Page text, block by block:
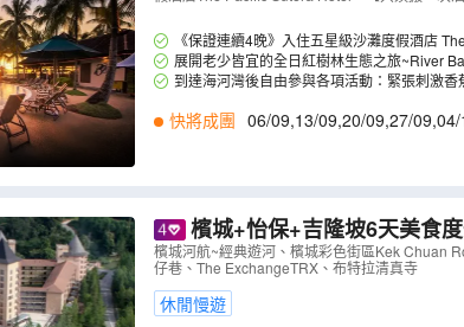
《保證連續4晚》入住五星級沙灘度假酒店
展開老少皆宜的全日紅樹林生態之旅~River
到達海河灣後自由參與各項活動：緊張刺激
快將成團 06/09,13/09,20/09,27/09,04/
檳城+怡保+吉隆坡6天美食度假之旅 《永安獨家》The Chateau
Resort城堡水療健康度假村、
）
檳城河航~經典遊河、檳城彩色街區Kek Chuan
仔巷、The ExchangeTRX、布特拉清真寺
休閒慢遊